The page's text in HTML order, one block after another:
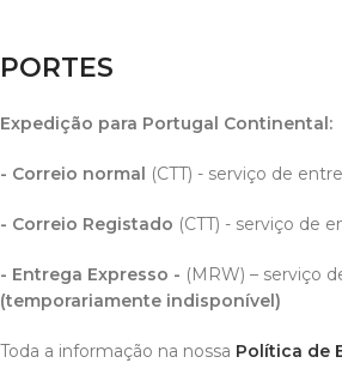
PORTES
Expedição para Portugal Continental:
- Correio normal (CTT) - serviço de
- Correio Registado (CTT) - serviço de
- Entrega Expresso - (MRW) – serviço
(temporariamente indisponível)
Toda a informação na nossa Política de